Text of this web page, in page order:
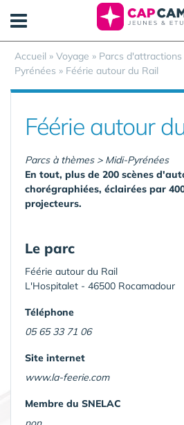
Accueil » Voyage » Parcs d'attractions
Pyrénées » Féérie autour du Rail
Féérie autour
Parcs à thèmes > Midi-Pyrénées
En tout, plus de 200 scènes
chorégraphiées, éclairées par
projecteurs.
Le parc
Féérie autour du Rail
L'Hospitalet - 46500 Rocamadour
Téléphone
05 65 33 71 06
Site internet
www.la-feerie.com
Membre du SNELAC
Panneau de gestion des cookies